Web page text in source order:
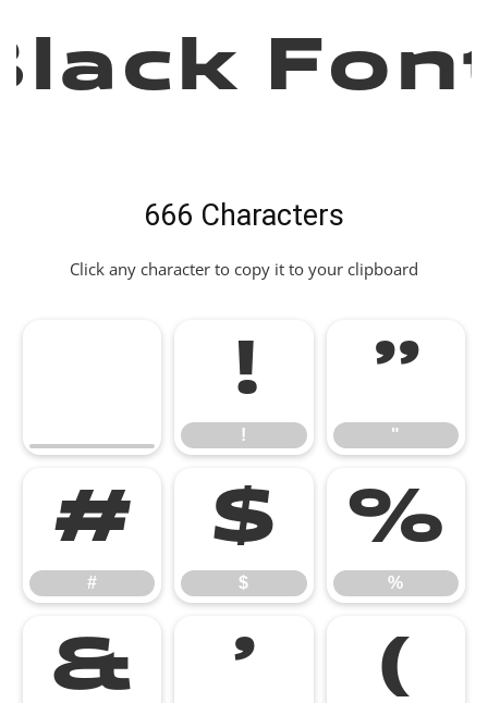
666 Characters
Click any character to copy it to your clipboard
!
!
"
"
#
#
$
$
%
%
& ' (